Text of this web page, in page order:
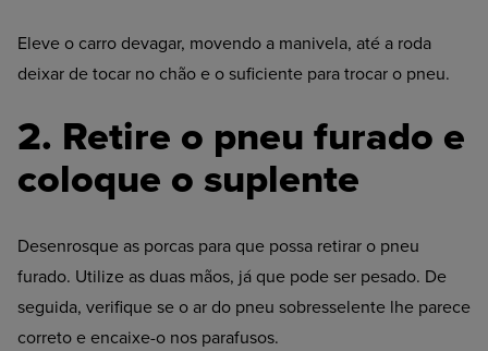
Eleve o carro devagar, movendo a manivela, até a roda
deixar de tocar no chão e o suficiente para trocar o pneu.
2. Retire o pneu furado e
coloque o suplente
Desenrosque as porcas para que possa retirar o pneu
furado. Utilize as duas mãos, já que pode ser pesado. De
seguida, verifique se o ar do pneu sobresselente lhe parece
correto e encaixe-o nos parafusos.